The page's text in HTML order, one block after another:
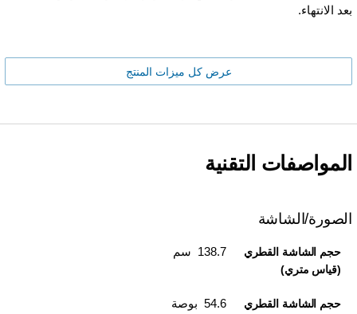
بعد الانتهاء.
عرض كل ميزات المنتج
المواصفات التقنية
الصورة/الشاشة
حجم الشاشة القطري
(قياس متري)
138.7 سم
حجم الشاشة القطري 54.6 بوصة